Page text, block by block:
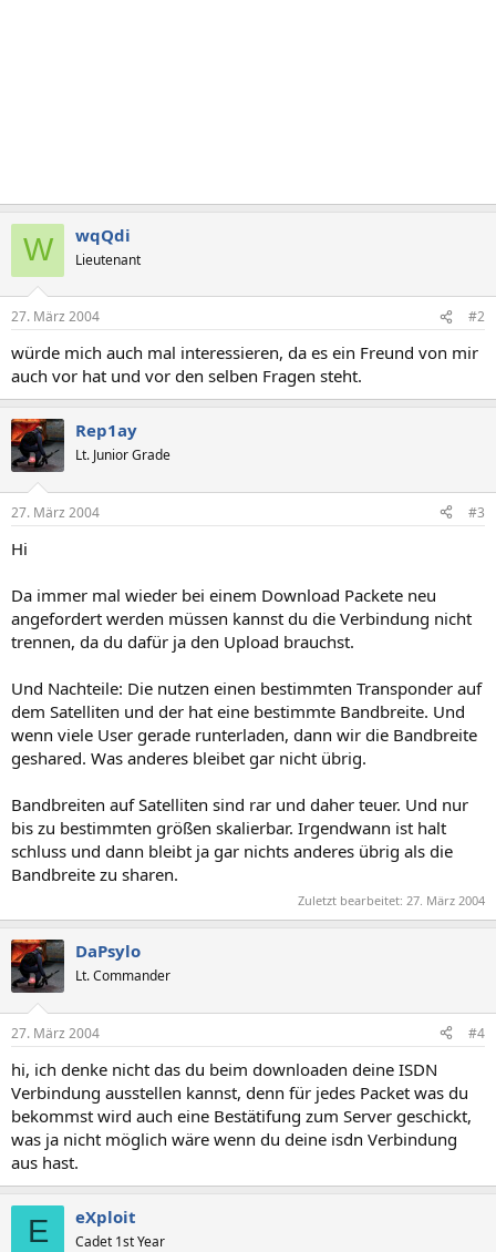
W wqQdi
Lieutenant
27. März 2004 #2
würde mich auch mal interessieren, da es ein Freund von mir
auch vor hat und vor den selben Fragen steht.
Rep1ay
Lt. Junior Grade
27. März 2004 #3
Hi
Da immer mal wieder bei einem Download Packete neu
angefordert werden müssen kannst du die Verbindung nicht
trennen, da du dafür ja den Upload brauchst.
Und Nachteile: Die nutzen einen bestimmten Transponder auf
dem Satelliten und der hat eine bestimmte Bandbreite. Und
wenn viele User gerade runterladen, dann wir die Bandbreite
geshared. Was anderes bleibet gar nicht übrig.
Bandbreiten auf Satelliten sind rar und daher teuer. Und nur
bis zu bestimmten größen skalierbar. Irgendwann ist halt
schluss und dann bleibt ja gar nichts anderes übrig als die
Bandbreite zu sharen.
Zuletzt bearbeitet: 27. März 2004
DaPsylo
Lt. Commander
27. März 2004 #4
hi, ich denke nicht das du beim downloaden deine ISDN
Verbindung ausstellen kannst, denn für jedes Packet was du
bekommst wird auch eine Bestätifung zum Server geschickt,
was ja nicht möglich wäre wenn du deine isdn Verbindung
aus hast.
E eXploit
Cadet 1st Year